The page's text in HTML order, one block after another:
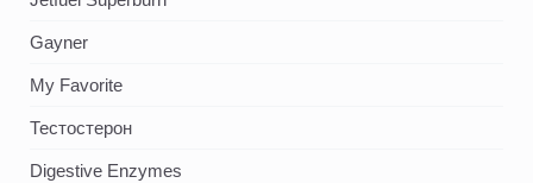
Gayner
My Favorite
Тестостерон
Digestive Enzymes